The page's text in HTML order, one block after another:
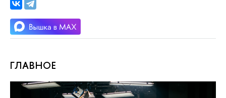
ГЛАВНОЕ